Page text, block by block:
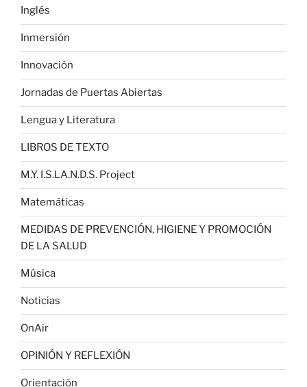
Inglés
Inmersión
Innovación
Jornadas de Puertas Abiertas
Lengua y Literatura
LIBROS DE TEXTO
M.Y. I.S.LA.N.D.S. Project
Matemáticas
MEDIDAS DE PREVENCIÓN, HIGIENE Y PROMOCIÓN
DE LA SALUD
Música
Noticias
OnAir
OPINIÓN Y REFLEXIÓN
Orientación